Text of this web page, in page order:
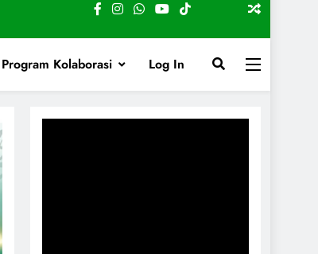
Program Kolaborasi Log In